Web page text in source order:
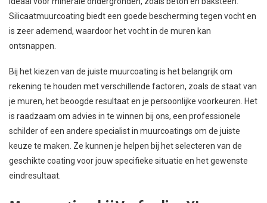
Silicaatmuurcoating biedt een goede bescherming tegen vocht en
is zeer ademend, waardoor het vocht in de muren kan
ontsnappen.
Bij het kiezen van de juiste muurcoating is het belangrijk om
rekening te houden met verschillende factoren, zoals de staat van
je muren, het beoogde resultaat en je persoonlijke voorkeuren. Het
is raadzaam om advies in te winnen bij ons, een professionele
schilder of een andere specialist in muurcoatings om de juiste
keuze te maken. Ze kunnen je helpen bij het selecteren van de
geschikte coating voor jouw specifieke situatie en het gewenste
eindresultaat.